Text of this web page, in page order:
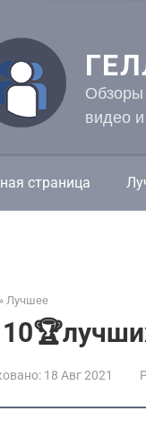
Обзоры
видео
страница
» Лучшее
18 Авг 2021